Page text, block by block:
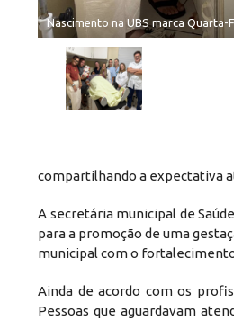
Nascimento na UBS marca Quarta-
compartilhando a expectativa
A secretária municipal de
para a promoção de uma
municipal com o fortalecimento
Ainda de acordo com os
Pessoas que aguardavam